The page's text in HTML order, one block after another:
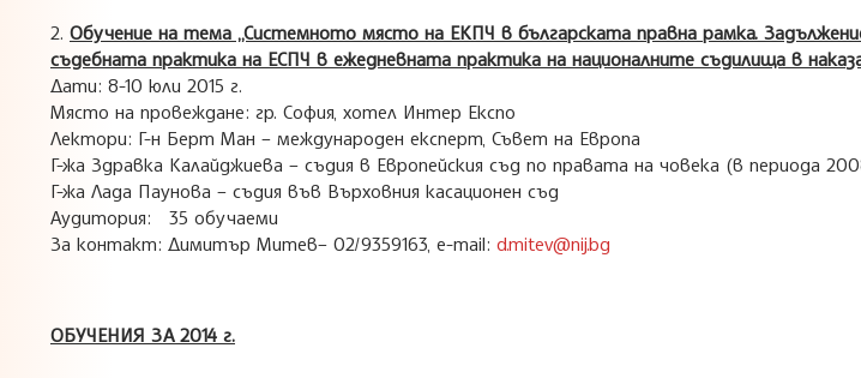
2. Обучение на тема „Системното място на ЕКПЧ в българската правна рамка.
съдебната практика на ЕСПЧ в ежедневната практика на националните съдилища в
Дати: 8-10 юли 2015 г.
Място на провеждане: гр. София, хотел Интер Експо
Лектори: Г-н Берт Ман – международен експерт, Съвет на Европа
Г-жа Здравка Калайджиева – съдия в Европейския съд по правата на човека (в периода
Г-жа Лада Паунова – съдия във Върховния касационен съд
Аудитория: 35 обучаеми
За контакт: Димитър Митев– 02/9359163, e-mail: d.mitev@nij.bg
ОБУЧЕНИЯ ЗА 2014 г.